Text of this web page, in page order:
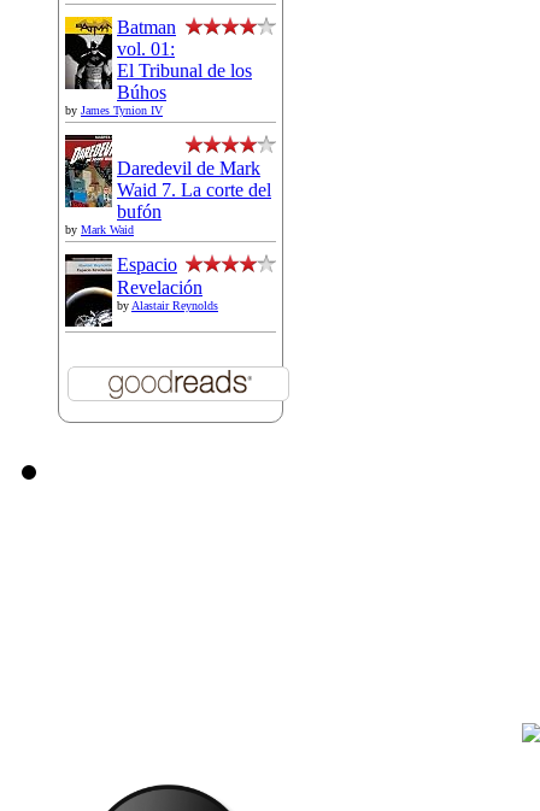
Batman
vol. 01:
El Tribunal de los
Búhos
by James Tynion IV
Daredevil de Mark
Waid 7. La corte del
bufón
by Mark Waid
Espacio
Revelación
by Alastair Reynolds